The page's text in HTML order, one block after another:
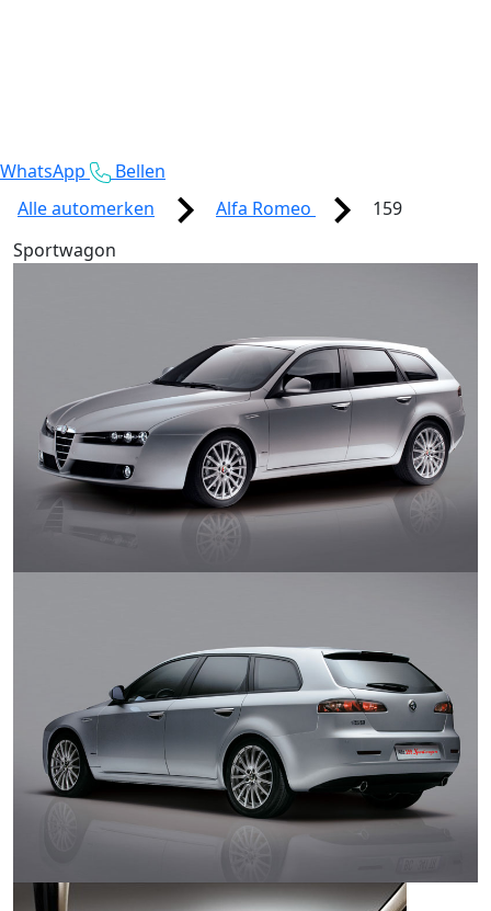
WhatsApp
Bellen
Alle automerken
Alfa Romeo
159
Sportwagon